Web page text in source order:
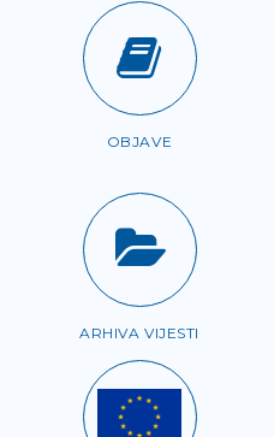
OBJAVE
ARHIVA VIJESTI